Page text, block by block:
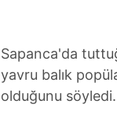
Sapanca'da
yavru balık
olduğunu söyledi.